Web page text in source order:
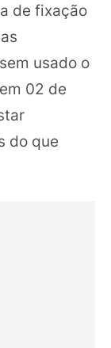
de fixação
usado o
02 de
do que